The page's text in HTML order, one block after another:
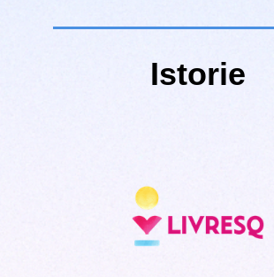
Istorie